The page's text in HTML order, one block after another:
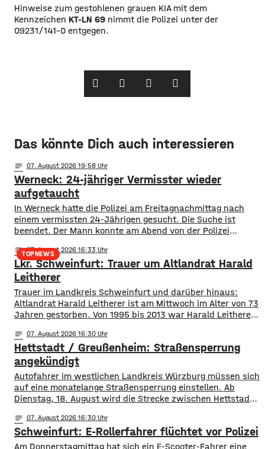
Hinweise zum gestohlenen grauen KIA mit dem
Kennzeichen KT-LN 69 nimmt die Polizei unter der
09231/141-0 entgegen.
Das könnte Dich auch interessieren
notes 07. August 2026 19:58
Werneck: 24-jähriger Vermisster wieder
aufgetaucht
In Werneck hatte die Polizei am Freitagnachmittag nach
einem vermissten 24-Jährigen gesucht. Die Suche ist
beendet. Der Mann konnte am Abend von der Polizei
gesorgt, da auch ein Polizeihubschrauber die Gegend rund
um Werneck abgesucht hatte.
TOPNEWS
notes 07. August 2026 16:33
Lkr. Schweinfurt: Trauer um Altlandrat Harald
Leitherer
Trauer im Landkreis Schweinfurt und darüber hinaus:
Altlandrat Harald Leitherer ist am Mittwoch im Alter von 73
Jahren gestorben. Von 1995 bis 2013 war Harald Leitherer
wurde das Kreisstraßennetz ausgebaut, aber auch ein
flächendeckendes Radwegenetz mit einer Länge von über
1.000 Kilometern geschaffen. Außerdem führte der
notes 07. August 2026 16:30
Hettstadt / Greußenheim: Straßensperrung
angekündigt
Autofahrer im westlichen Landkreis Würzburg müssen sich
auf eine monatelange Straßensperrung einstellen. Ab
Dienstag, 18. August wird die Strecke zwischen Hettstadt
Staatliche Bauamt an. Die Fahrbahn muss erneuert
werden, sie weist Verdrückungen, Abbrüche, Risse und
gebrochene Fahrbahnränder auf. Auch die Entwässerung
notes 07. August 2026 16:30
Schweinfurt: E-Rollerfahrer flüchtet vor Polizei
Am Donnerstagmittag hat sich ein E-Scooter-Fahrer eine